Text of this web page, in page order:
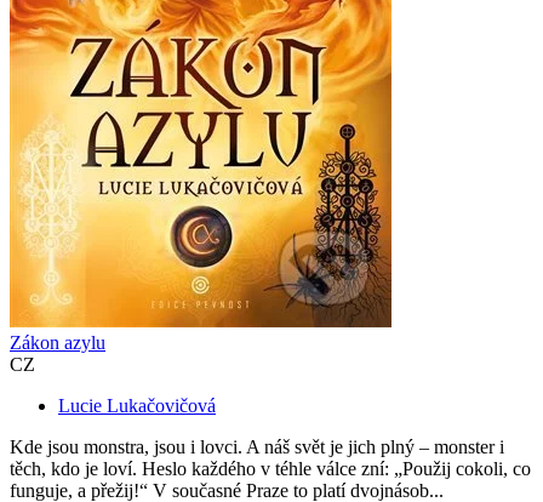
Zákon azylu
CZ
Lucie Lukačovičová
Kde jsou monstra, jsou i lovci. A náš svět je jich plný – monster i
těch, kdo je loví. Heslo každého v téhle válce zní: „Použij cokoli, co
funguje, a přežij!“ V současné Praze to platí dvojnásob...